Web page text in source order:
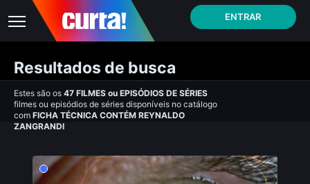
ENTRAR
Resultados de busca
Estes são os 47 FILMES ou EPISÓDIOS DE SÉRIES
filmes ou episódios de séries disponíveis no catálogo
com FICHA TÉCNICA CONTÉM REYNALDO
ZANGRANDI